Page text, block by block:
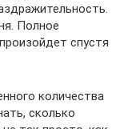
Полное
спустя
количества
сколько